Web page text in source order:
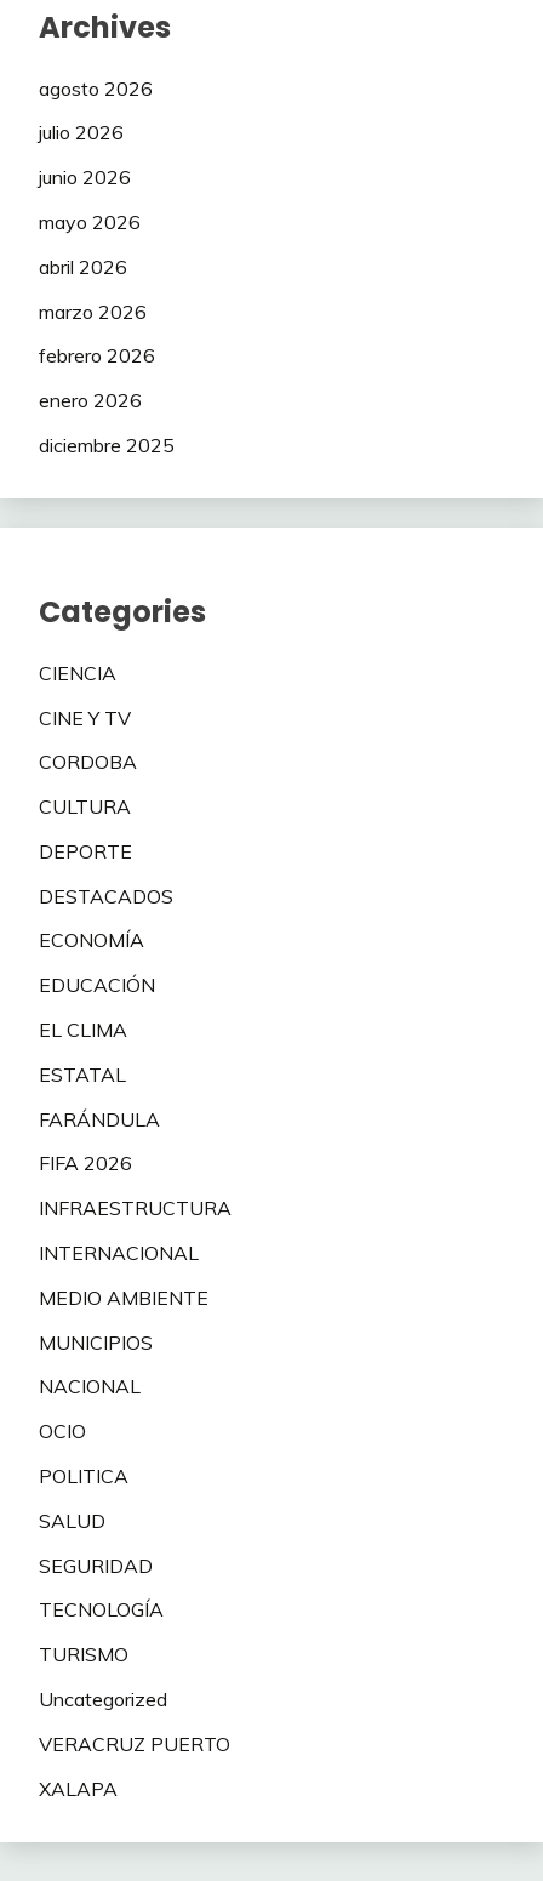
Archives
agosto 2026
julio 2026
junio 2026
mayo 2026
abril 2026
marzo 2026
febrero 2026
enero 2026
diciembre 2025
Categories
CIENCIA
CINE Y TV
CORDOBA
CULTURA
DEPORTE
DESTACADOS
ECONOMÍA
EDUCACIÓN
EL CLIMA
ESTATAL
FARÁNDULA
FIFA 2026
INFRAESTRUCTURA
INTERNACIONAL
MEDIO AMBIENTE
MUNICIPIOS
NACIONAL
OCIO
POLITICA
SALUD
SEGURIDAD
TECNOLOGÍA
TURISMO
Uncategorized
VERACRUZ PUERTO
XALAPA